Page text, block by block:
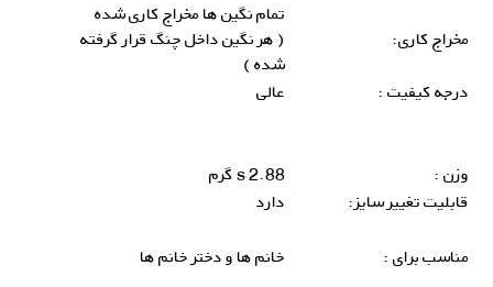
مخراج کاری:
تمام نگین ها مخراج کاری شده
( هر نگین داخل چنگ قرار گرفته
شده )
درجه کیفیت :
عالی
وزن :
2.88 s گرم
قابلیت تغییر سایز:
دارد
مناسب برای : خانم ها و دختر خانم ها